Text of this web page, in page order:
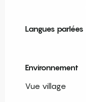
Langues parlées
Langues parlées
Environnement
Environnement
Vue village